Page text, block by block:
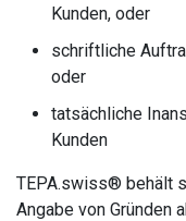
Kunden, oder
schriftliche
oder
tatsächliche
Kunden
TEPA.swiss® behält
Angabe von Gründen